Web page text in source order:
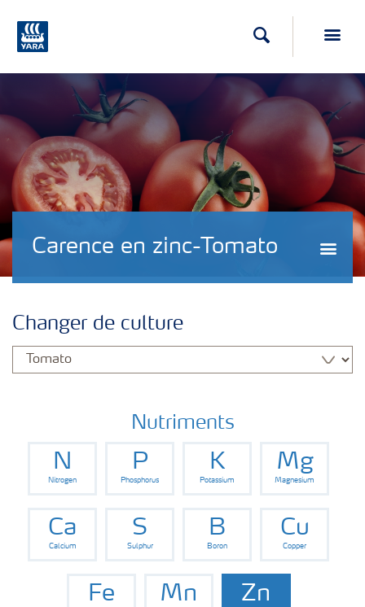
Recherche
Carence en zinc-Tomato
Changer de culture
Nutriments
N
Nitrogen
P
Phosphorus
K
Potassium
Mg
Magnesium
Ca
Calcium
S
Sulphur
B
Boron
Cu
Copper
Fe Mn Zn